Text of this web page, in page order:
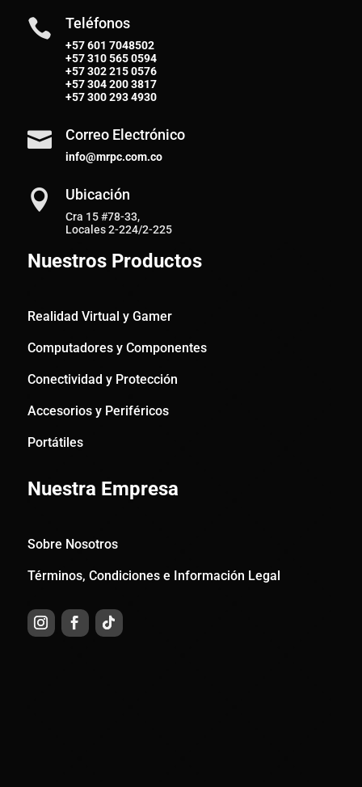
 Teléfonos
+57 601 7048502
+57310 565 0594
+57302 215 0576
+57304 200 3817
+57300 293 4930
 Correo Electrónico
info@mrpc.com.co
 Ubicación
Cra 15 #78-33,
Locales 2-224/2-225
Nuestros Productos
Realidad Virtual y Gamer
Computadores y Componentes
Conectividad y Protección
Accesorios y Periféricos
Portátiles
Nuestra Empresa
Sobre Nosotros
Términos, Condiciones e Información Legal